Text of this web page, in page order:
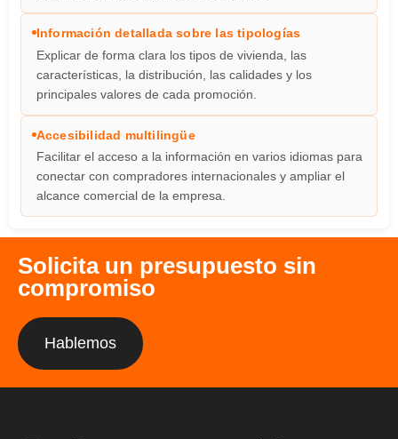
Información detallada sobre las tipologías
Explicar de forma clara los tipos de vivienda, las
características, la distribución, las calidades y los
principales valores de cada promoción.
Accesibilidad multilingüe
Facilitar el acceso a la información en varios idiomas para
conectar con compradores internacionales y ampliar el
alcance comercial de la empresa.
Solicita un presupuesto sin
compromiso
Hablemos